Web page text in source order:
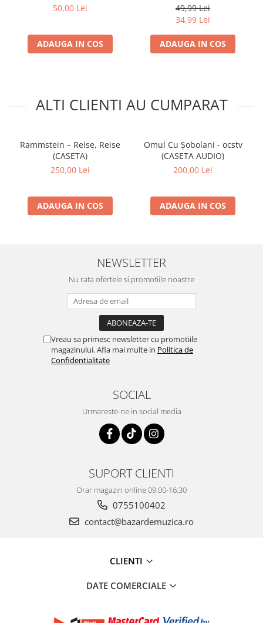
50,00 Lei
ADAUGA IN COS
49,99 Lei
34,99 Lei
ADAUGA IN COS
ALTI CLIENTI AU CUMPARAT
Rammstein – Reise, Reise
(CASETA)
250,00 Lei
ADAUGA IN COS
Omul Cu Șobolani - ocstv
(CASETA AUDIO)
200,00 Lei
ADAUGA IN COS
NEWSLETTER
Nu rata ofertele si promotiile noastre
Vreau sa primesc newsletter cu promotiile
magazinului. Afla mai multe in Politica de
Confidentialitate
SOCIAL
Urmareste-ne in social media
SUPORT CLIENTI
Orar magazin online 09:00-16:30
0755100402
contact@bazardemuzica.ro
CLIENTI
DATE COMERCIALE